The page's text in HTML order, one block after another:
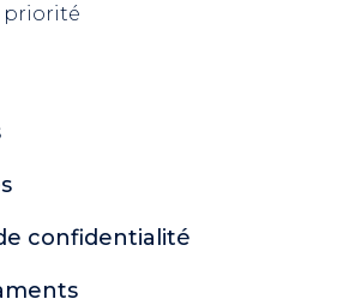
priorité
confidentialité